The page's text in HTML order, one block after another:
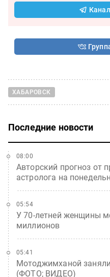
ХАБАРОВСК
Последние новости
Авторский прогноз от
астролога на
08:00
У 70-летней женщины
миллионов
05:54
Мотоджимханой
(ФОТО; ВИДЕО)
05:41